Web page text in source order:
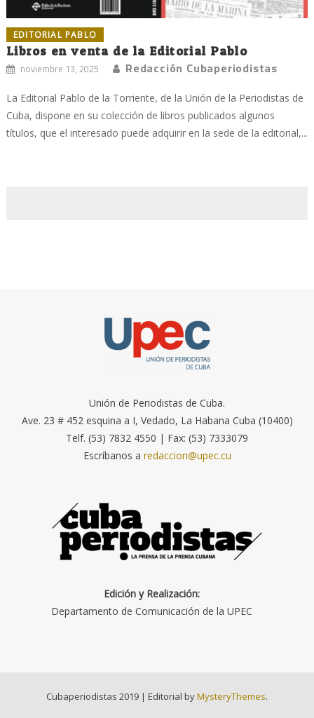
EDITORIAL PABLO
Libros en venta de la Editorial Pablo
noviembre 13, 2025 Redacción Cubaperiodistas
La Editorial Pablo de la Torriente, de la Unión de la Periodistas de
Cuba, dispone en su colección de libros publicados algunos
títulos, que el interesado puede adquirir en la sede de la editorial,...
Unión de Periodistas de Cuba.
Ave. 23 # 452 esquina a I, Vedado, La Habana Cuba (10400)
Telf. (53) 7832 4550 | Fax: (53) 7333079
Escríbanos a redaccion@upec.cu
Edición y Realización:
Departamento de Comunicación de la UPEC
Cubaperiodistas 2019 | Editorial byMysteryThemes.